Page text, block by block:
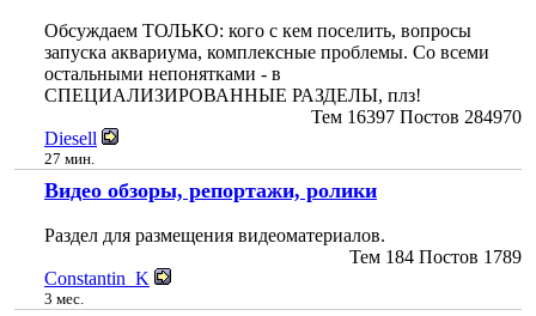
Обсуждаем ТОЛЬКО: кого с кем поселить, вопросы
запуска аквариума, комплексные проблемы. Со всеми
остальными непонятками - в
СПЕЦИАЛИЗИРОВАННЫЕ РАЗДЕЛЫ, плз!
Тем 16397 Постов 284970
Diesell
27 мин.
Видео обзоры, репортажи, ролики
Раздел для размещения видеоматериалов.
Тем 184 Постов 1789
Constantin_K
3 мес.